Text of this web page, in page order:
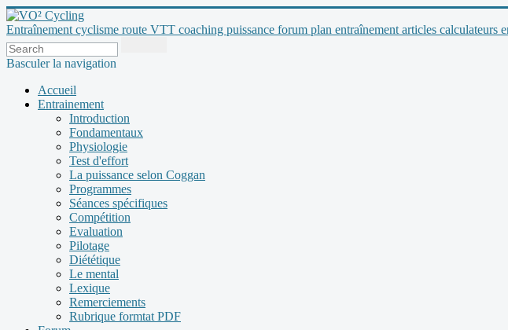
Entraînement cyclisme route VTT coaching puissance forum plan entraînement articles calculateurs
Basculer la navigation
Accueil
Entrainement
Introduction
Fondamentaux
Physiologie
Test d'effort
La puissance selon Coggan
Programmes
Séances spécifiques
Compétition
Evaluation
Pilotage
Diététique
Le mental
Lexique
Remerciements
Rubrique formtat PDF